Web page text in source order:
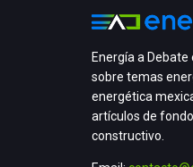
Energía a
sobre temas
energética
artículos de
constructivo.